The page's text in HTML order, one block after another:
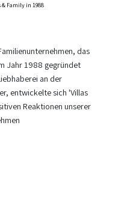
Family in 1988
das
Jahr 1988 gegründet
an der
entwickelte sich 'Villas
Reaktionen unserer